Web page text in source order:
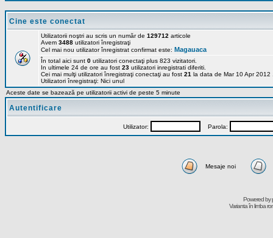
Cine este conectat
Utilizatorii noştri au scris un număr de 129712 articole
Avem 3488 utilizatori înregistraţi
Cel mai nou utilizator înregistrat confirmat este: Magauaca
În total aici sunt 0 utilizatori conectaţi plus 823 vizitatori.
In ultimele 24 de ore au fost 23 utilizatori inregistrati diferiti.
Cei mai mulţi utilizatori înregistraţi conectaţi au fost 21 la data de Mar 10 Apr 2012
Utilizatori înregistraţi: Nici unul
Aceste date se bazează pe utilizatorii activi de peste 5 minute
Autentificare
Utilizator: Parola:
Mesaje noi
Powered by
Varianta în limba